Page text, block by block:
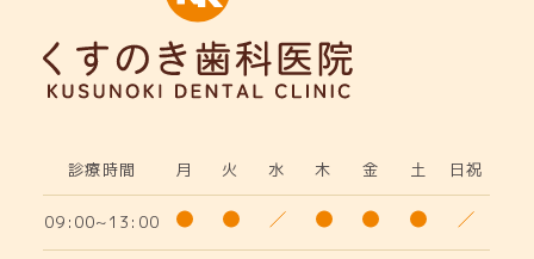
診療時間 月 火 水 木 金 土 日祝
09:00~13:00